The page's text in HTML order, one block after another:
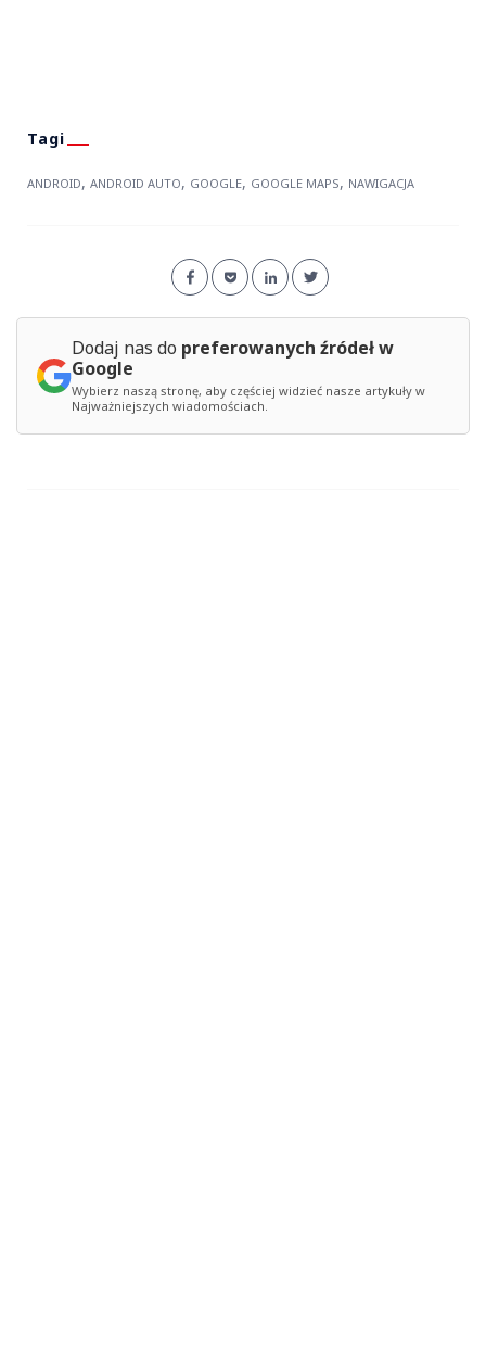
ANDROID, ANDROID AUTO, GOOGLE, GOOGLE MAPS, NAWIGACJA
Dodaj nas do preferowanych źródeł w
Google
Wybierz naszą stronę, aby częściej widzieć nasze artykuły w
Najważniejszych wiadomościach.